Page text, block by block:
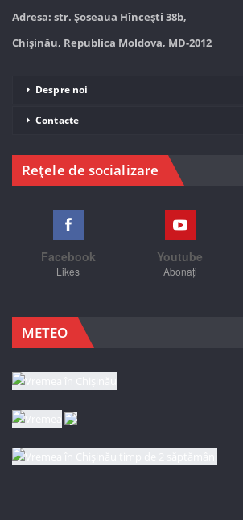
Adresa: str. Șoseaua Hînceşti 38b,
Chișinău, Republica Moldova, MD-2012
Despre noi
Contacte
Rețele de socializare
Facebook
Likes
Youtube
Abonați
METEO